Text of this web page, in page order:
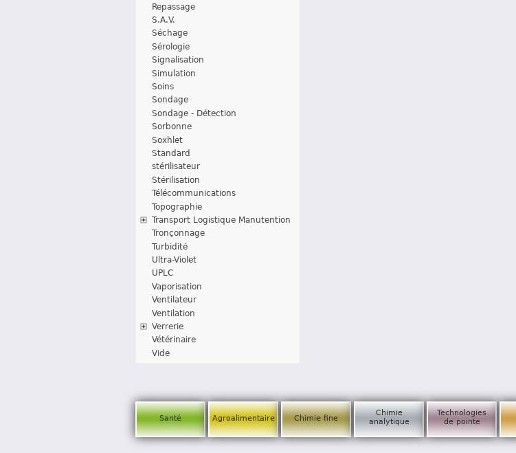
Repassage
S.A.V.
Séchage
Sérologie
Signalisation
Simulation
Soins
Sondage
Sondage - Détection
Sorbonne
Soxhlet
Standard
stérilisateur
Stérilisation
Télécommunications
Topographie
Transport Logistique Manutention
Tronçonnage
Turbidité
Ultra-Violet
UPLC
Vaporisation
Ventilateur
Ventilation
Verrerie
Vétérinaire
Vide
Santé Agroalimentaire Chimie fine
Chimie
analytique
Technologies
de pointe